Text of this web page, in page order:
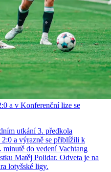
a v Konferenční lize se
utkání 3. předkola
a výrazně se přiblížili k
minutě do vedení Vachtang
Matěj Polidar. Odveta je na
lotyšské ligy.